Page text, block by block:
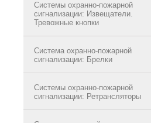
Системы охранно-пожарной
сигнализации: Извещатели.
Тревожные кнопки
Система охранно-пожарной
сигнализации: Брелки
Системы охранно-пожарной
сигнализации: Ретрансляторы